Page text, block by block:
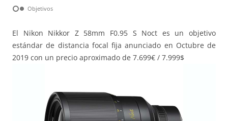
hdr_weak Objetivos
El Nikon Nikkor Z 58mm F0.95 S Noct es un objetivo
estándar de distancia focal fija anunciado en Octubre de
2019 con un precio aproximado de 7.699€ / 7.999$